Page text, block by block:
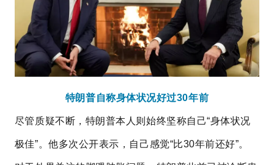
特朗普自称身体状况好过30年前
尽管质疑不断，特朗普本人则始终坚称自己“身体状况
极佳”。他多次公开表示，自己感觉“比30年前还好”。